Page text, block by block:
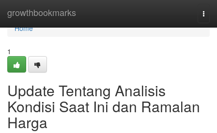
growthbookmarks
Home
Home
1
Update Tentang Analisis
Kondisi Saat Ini dan Ramalan
Harga